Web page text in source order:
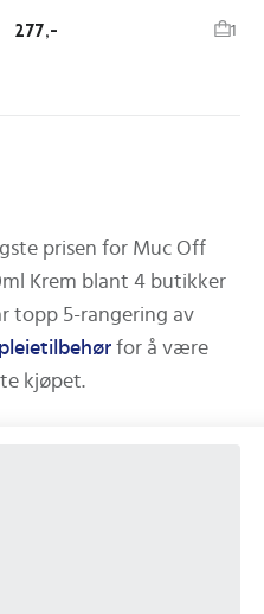
277,- 1
prisen for Muc Off
Krem blant 4 butikker
topp 5-rangering av
for å være
kjøpet.